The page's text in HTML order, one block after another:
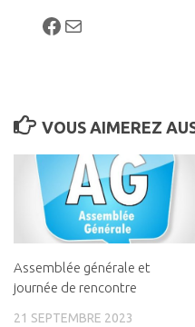
Facebook
E-mail
VOUS AIMEREZ
Assemblée générale et
journée de rencontre
21 SEPTEMBRE 2023